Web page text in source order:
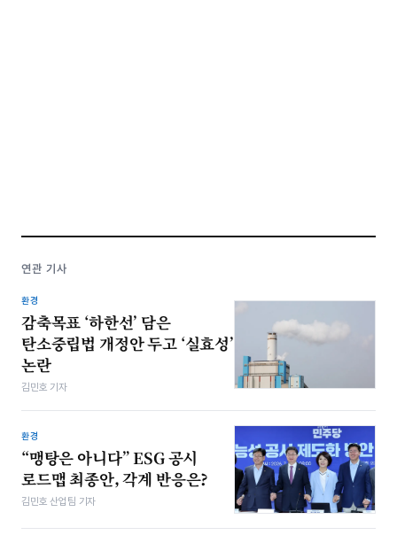
연관 기사
환경
감축목표 ‘하한선’ 담은
탄소중립법 개정안 두고 ‘실효성’
논란
김민호 기자
환경
“맹탕은 아니다” ESG 공시
로드맵 최종안, 각계 반응은?
김민호 산업팀 기자